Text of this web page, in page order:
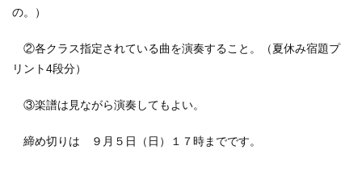
の。）
②各クラス指定されている曲を演奏すること。（夏休み宿題プ
リント4段分）
③楽譜は見ながら演奏してもよい。
締め切りは ９月５日（日）１７時までです。